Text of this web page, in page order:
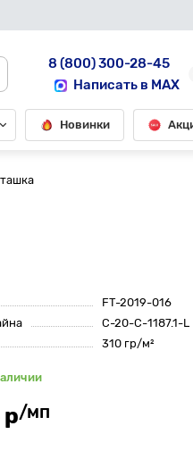
8 (800) 300-28-45
Написать в MAX
Новинки
FT-2019-016
С-20-C-1187.1-L
310 гр/м²
р/мп